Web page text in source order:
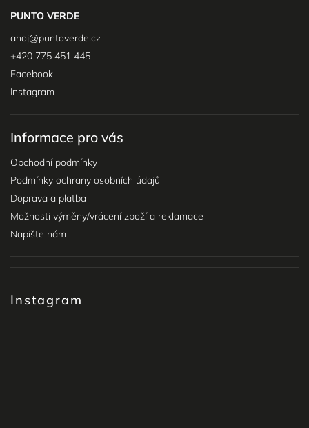
PUNTO VERDE
ahoj@puntoverde.cz
+420 775 451 445
Facebook
Instagram
Informace pro vás
Obchodní podmínky
Podmínky ochrany osobních údajů
Doprava a platba
Možnosti výměny/vrácení zboží a reklamace
Napište nám
Instagram